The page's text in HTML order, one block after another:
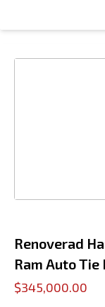
Renoverad
Ram Auto
$345,000.00